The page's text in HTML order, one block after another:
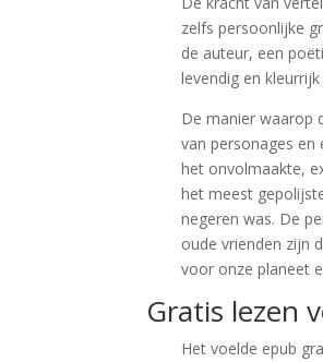
zelfs persoonlijke
de auteur, een
levendig en
De manier waarop
van personages en
het onvolmaakte,
het meest
negeren was. De
oude vrienden zijn
voor onze planeet
Gratis lezen
Het voelde epub